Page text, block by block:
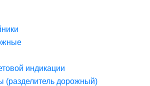
индикации
(разделитель дорожный)